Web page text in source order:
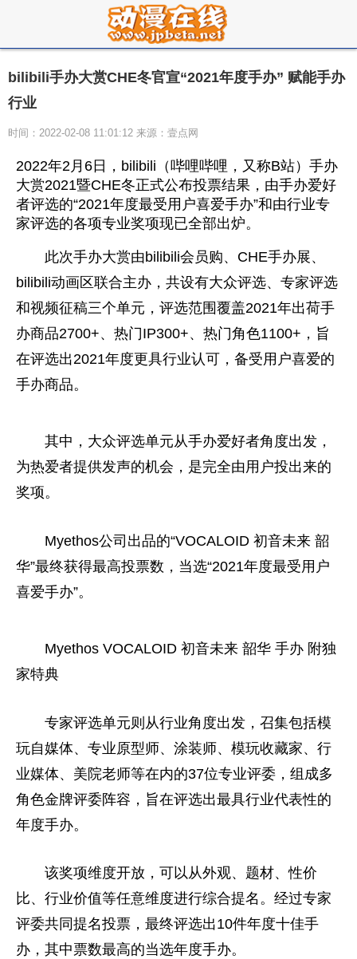
bilibili手办大赏CHE冬官宣“2021年度手办” 赋能手办
行业
时间：2022-02-08 11:01:12 来源：壹点网
2022年2月6日，bilibili（哔哩哔哩，又称B站）手办
大赏2021暨CHE冬正式公布投票结果，由手办爱好
者评选的“2021年度最受用户喜爱手办”和由行业专
家评选的各项专业奖项现已全部出炉。
此次手办大赏由bilibili会员购、CHE手办展、
bilibili动画区联合主办，共设有大众评选、专家评选
和视频征稿三个单元，评选范围覆盖2021年出荷手
办商品2700+、热门IP300+、热门角色1100+，旨
在评选出2021年度更具行业认可，备受用户喜爱的
手办商品。
其中，大众评选单元从手办爱好者角度出发，
为热爱者提供发声的机会，是完全由用户投出来的
奖项。
Myethos公司出品的“VOCALOID 初音未来 韶
华”最终获得最高投票数，当选“2021年度最受用户
喜爱手办”。
Myethos VOCALOID 初音未来 韶华 手办 附独
家特典
专家评选单元则从行业角度出发，召集包括模
玩自媒体、专业原型师、涂装师、模玩收藏家、行
业媒体、美院老师等在内的37位专业评委，组成多
角色金牌评委阵容，旨在评选出最具行业代表性的
年度手办。
该奖项维度开放，可以从外观、题材、性价
比、行业价值等任意维度进行综合提名。经过专家
评委共同提名投票，最终评选出10件年度十佳手
办，其中票数最高的当选年度手办。